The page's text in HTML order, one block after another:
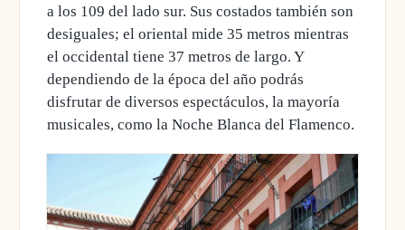
a los 109 del lado sur. Sus costados también son
desiguales; el oriental mide 35 metros mientras
el occidental tiene 37 metros de largo. Y
dependiendo de la época del año podrás
disfrutar de diversos espectáculos, la mayoría
musicales, como la Noche Blanca del Flamenco.